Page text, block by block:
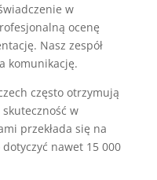
w
ocenę
Nasz zespół
komunikację.
często otrzymują
w
przekłada się na
nawet 15 000